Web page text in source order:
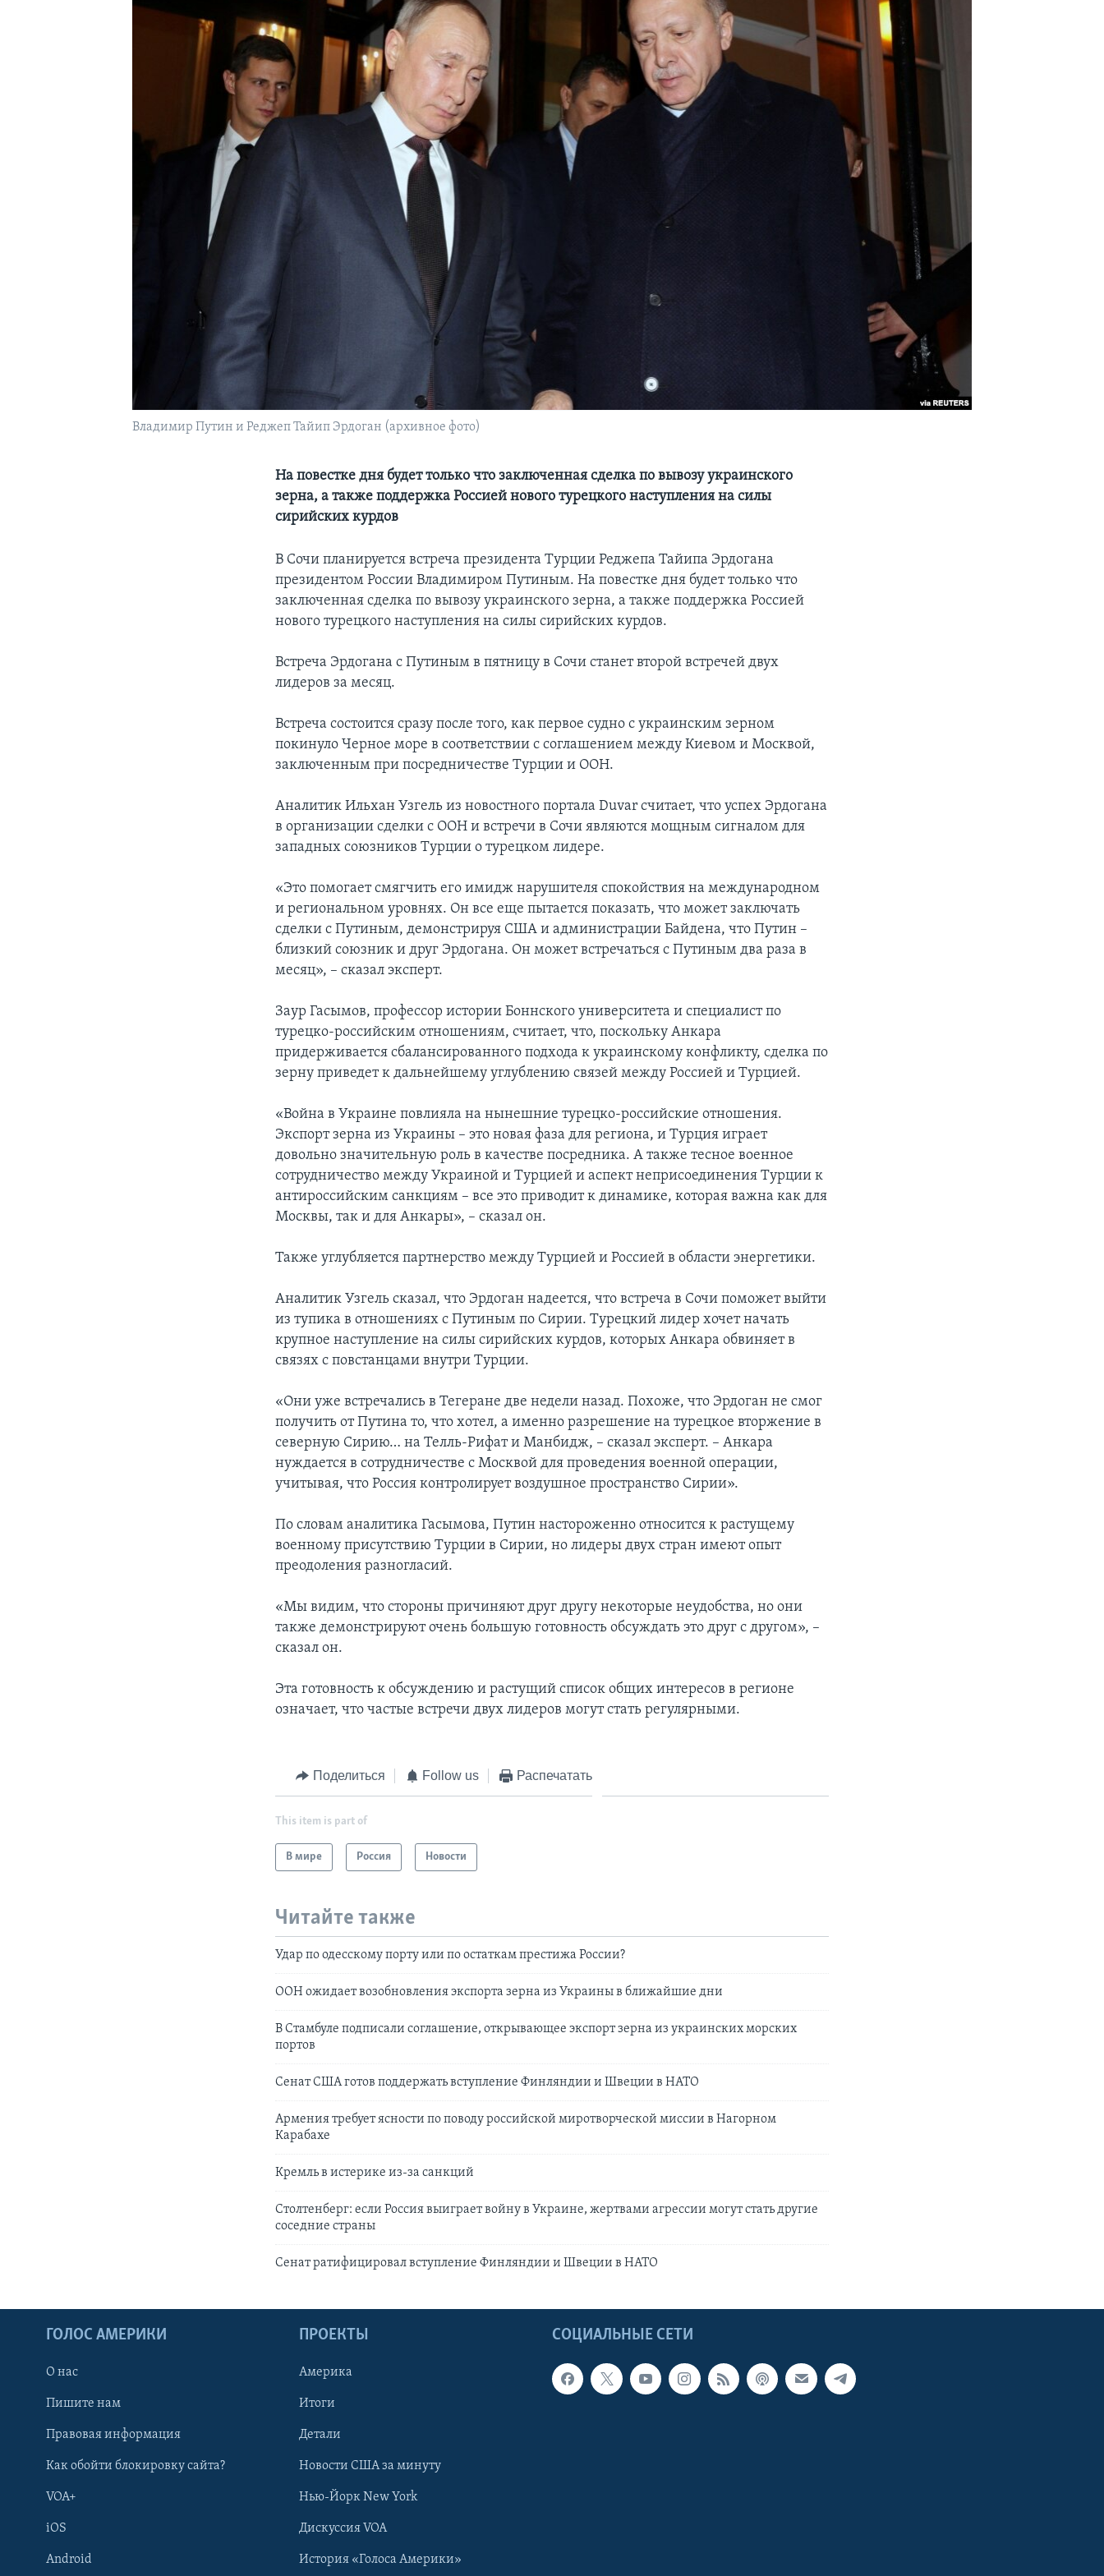
Владимир Путин и Реджеп Тайип Эрдоган (архивное фото)
На повестке дня будет только что заключенная сделка по вывозу украинского
зерна, а также поддержка Россией нового турецкого наступления на силы
сирийских курдов
В Сочи планируется встреча президента Турции Реджепа Тайипа Эрдогана
президентом России Владимиром Путиным. На повестке дня будет только что
заключенная сделка по вывозу украинского зерна, а также поддержка Россией
нового турецкого наступления на силы сирийских курдов.
Встреча Эрдогана с Путиным в пятницу в Сочи станет второй встречей двух
лидеров за месяц.
Встреча состоится сразу после того, как первое судно с украинским зерном
покинуло Черное море в соответствии с соглашением между Киевом и Москвой,
заключенным при посредничестве Турции и ООН.
Аналитик Ильхан Узгель из новостного портала Duvar считает, что успех Эрдогана
в организации сделки с ООН и встречи в Сочи являются мощным сигналом для
западных союзников Турции о турецком лидере.
«Это помогает смягчить его имидж нарушителя спокойствия на международном
и региональном уровнях. Он все еще пытается показать, что может заключать
сделки с Путиным, демонстрируя США и администрации Байдена, что Путин –
близкий союзник и друг Эрдогана. Он может встречаться с Путиным два раза в
месяц», – сказал эксперт.
Заур Гасымов, профессор истории Боннского университета и специалист по
турецко-российским отношениям, считает, что, поскольку Анкара
придерживается сбалансированного подхода к украинскому конфликту, сделка по
зерну приведет к дальнейшему углублению связей между Россией и Турцией.
«Война в Украине повлияла на нынешние турецко-российские отношения.
Экспорт зерна из Украины – это новая фаза для региона, и Турция играет
довольно значительную роль в качестве посредника. А также тесное военное
сотрудничество между Украиной и Турцией и аспект неприсоединения Турции к
антироссийским санкциям – все это приводит к динамике, которая важна как для
Москвы, так и для Анкары», – сказал он.
Также углубляется партнерство между Турцией и Россией в области энергетики.
Аналитик Узгель сказал, что Эрдоган надеется, что встреча в Сочи поможет выйти
из тупика в отношениях с Путиным по Сирии. Турецкий лидер хочет начать
крупное наступление на силы сирийских курдов, которых Анкара обвиняет в
связях с повстанцами внутри Турции.
«Они уже встречались в Тегеране две недели назад. Похоже, что Эрдоган не смог
получить от Путина то, что хотел, а именно разрешение на турецкое вторжение в
северную Сирию… на Телль-Рифат и Манбидж, – сказал эксперт. – Анкара
нуждается в сотрудничестве с Москвой для проведения военной операции,
учитывая, что Россия контролирует воздушное пространство Сирии».
По словам аналитика Гасымова, Путин настороженно относится к растущему
военному присутствию Турции в Сирии, но лидеры двух стран имеют опыт
преодоления разногласий.
«Мы видим, что стороны причиняют друг другу некоторые неудобства, но они
также демонстрируют очень большую готовность обсуждать это друг с другом», –
сказал он.
Эта готовность к обсуждению и растущий список общих интересов в регионе
означает, что частые встречи двух лидеров могут стать регулярными.
Поделиться Follow us Распечатать
This item is part of
В мире Россия Новости
Читайте также
Удар по одесскому порту или по остаткам престижа России?
ООН ожидает возобновления экспорта зерна из Украины в ближайшие дни
В Стамбуле подписали соглашение, открывающее экспорт зерна из украинских морских
портов
Сенат США готов поддержать вступление Финляндии и Швеции в НАТО
Армения требует ясности по поводу российской миротворческой миссии в Нагорном
Карабахе
Кремль в истерике из-за санкций
Столтенберг: если Россия выиграет войну в Украине, жертвами агрессии могут стать другие
соседние страны
Сенат ратифицировал вступление Финляндии и Швеции в НАТО
СОЦИАЛЬНЫЕ СЕТИ
ГОЛОС АМЕРИКИ
О нас
Пишите нам
Правовая информация
Как обойти блокировку сайта?
VOA+
iOS
Android
ПРОЕКТЫ
Америка
Итоги
Детали
Новости США за минуту
Нью-Йорк New York
Дискуссия VOA
История «Голоса Америки»